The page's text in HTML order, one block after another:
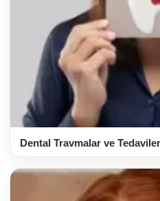
Dental Travmalar ve